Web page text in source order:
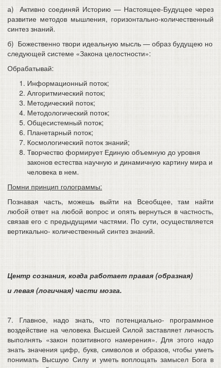
а) Активно соединяй Историю — Настоящее-Будущее через
развитие методов мышления, горизонтально-количественный
синтез знаний.
б) Божественно твори идеальную мысль — образ будущею но
следующей системе «Закона целостности»:
Обрабатывай:
Информационный поток;
Алгоритмический поток;
Методический поток;
Методологический поток;
Общесистемный поток;
Планетарный поток;
Космологический поток знаний;
Творчество формирует Единую объемную до уровня
законов естества научную и динамичную картину мира и
человека в нем.
Помни принцип голограммы:
Познавая часть, можешь выйти на Всеобщее, там найти
любой ответ на любой вопрос и опять вернуться в частность,
связав его с предыдущими частями. По сути, осуществляется
вертикально- количественный синтез знаний.
Центр сознания, когда работает правая (образная)
и левая (логичная) части мозга.
7. Главное, надо знать, что потенциально- программное
воздействие на человека Высшей Силой заставляет личность
выполнять «закон позитивного намерения». Для этого надо
знать значения цифр, букв, символов и образов, чтобы уметь
понимать Высшую Силу и уметь воплощать замысел Бога в